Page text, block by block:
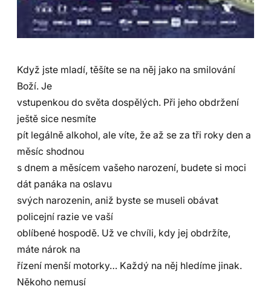
Když jste mladí, těšíte se na něj jako na smilování
Boží. Je
vstupenkou do světa dospělých. Při jeho obdržení
ještě sice nesmíte
pít legálně alkohol, ale víte, že až se za tři roky den a
měsíc shodnou
s dnem a měsícem vašeho narození, budete si moci
dát panáka na oslavu
svých narozenin, aniž byste se museli obávat
policejní razie ve vaší
oblíbené hospodě. Už ve chvíli, kdy jej obdržíte,
máte nárok na
řízení menší motorky… Každý na něj hledíme jinak.
Někoho nemusí